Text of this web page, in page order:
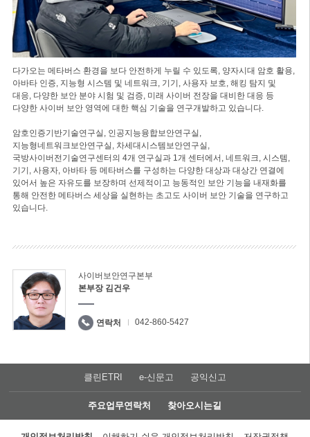
다가오는 메타버스 환경을 보다 안전하게 누릴 수 있도록, 양자시대 암호 활용,
아바타 인증, 지능형 시스템 및 네트워크, 기기, 사용자 보호, 해킹 탐지 및
대응, 다양한 보안 분야 시험 및 검증, 미래 사이버 전장을 대비한 대응 등
다양한 사이버 보안 영역에 대한 핵심 기술을 연구개발하고 있습니다.
암호인증기반기술연구실, 인공지능융합보안연구실,
지능형네트워크보안연구실, 차세대시스템보안연구실,
국방사이버전기술연구센터의 4개 연구실과 1개 센터에서, 네트워크, 시스템,
기기, 사용자, 아바타 등 메타버스를 구성하는 다양한 대상과 대상간 연결에
있어서 높은 자유도를 보장하며 선제적이고 능동적인 보안 기능을 내재화를
통해 안전한 메타버스 세상을 실현하는 초고도 사이버 보안 기술을 연구하고
있습니다.
사이버보안연구본부
본부장 김건우
연락처 042-860-5427
클린ETRI e-신문고 공익신고
주요업무연락처 찾아오시는길